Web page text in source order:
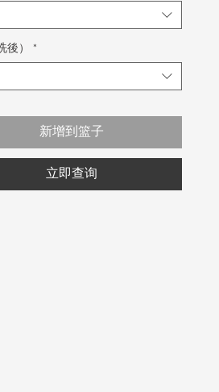
後）
*
新增到篮子
立即查询